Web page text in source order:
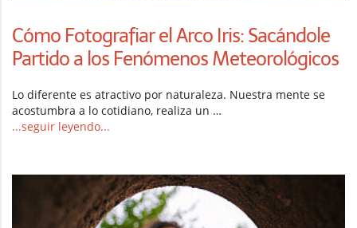
Cómo Fotografiar el Arco Iris: Sacándole
Partido a los Fenómenos Meteorológicos
Lo diferente es atractivo por naturaleza. Nuestra mente se
acostumbra a lo cotidiano, realiza un …
...seguir leyendo...